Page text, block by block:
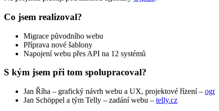
Co jsem realizoval?
Migrace původního webu
Příprava nové šablony
Napojení webu přes API na 12 systémů
S kým jsem při tom spolupracoval?
Jan Říha – grafický návrh webu a UX, projektové řízení –
Jan Schöppel a tým Telly – zadání webu – telly.cz